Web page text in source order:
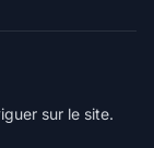
sur le site.